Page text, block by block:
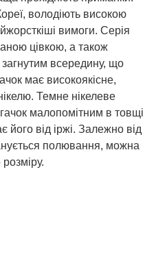
володіють високою
вимоги. Серія
цівкою, а також
всередину, що
має високоякісне,
Темне нікелеве
малопомітним в товщі
його від іржі. Залежно від
полювання, можна
розміру.